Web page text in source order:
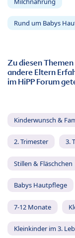
Rund um Babys
Zu diesen
andere Eltern
im HiPP Forum
Kinderwunsch &
2. Trimester 3.
Stillen & Fläschchen
Babys Hautpflege
7-12 Monate
Kleinkinder im 3.